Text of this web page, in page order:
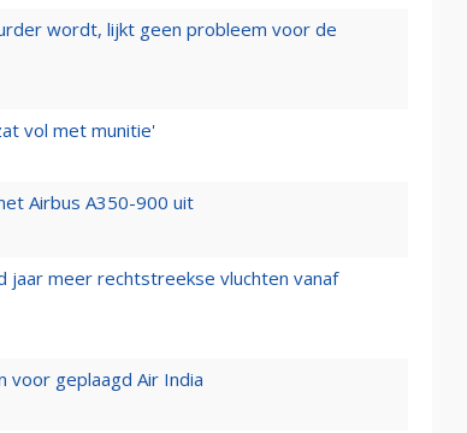
wordt, lijkt geen probleem voor de
vol met munitie'
Airbus A350-900 uit
jaar meer rechtstreekse vluchten vanaf
voor geplaagd Air India